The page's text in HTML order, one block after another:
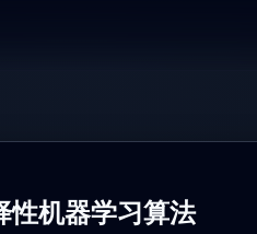
性机器学习算法